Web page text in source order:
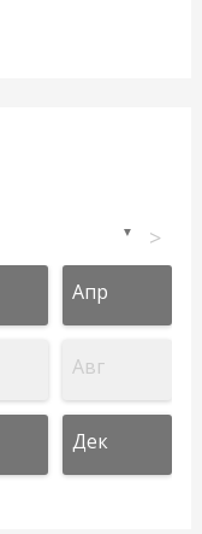
▼ >
Апр
Авг
Дек